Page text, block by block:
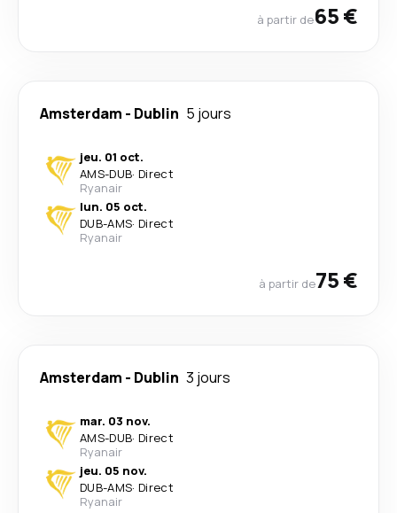
à partir de65 €
Amsterdam - Dublin 5 jours
jeu. 01 oct.
AMS-DUB· Direct
Ryanair
lun. 05 oct.
DUB-AMS· Direct
Ryanair
à partir de75 €
Amsterdam - Dublin 3 jours
mar. 03 nov.
AMS-DUB· Direct
Ryanair
jeu. 05 nov.
DUB-AMS· Direct
Ryanair